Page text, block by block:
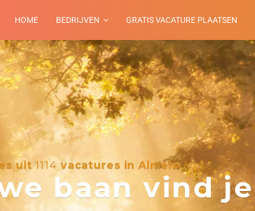
HOME BEDRIJVEN GRATIS VACATURE PLAATSEN
uit1114vacatures in Almelo
baan vind